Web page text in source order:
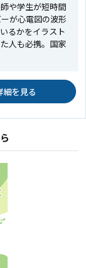
や学生が短時間
が心電図の波形
るかをイラスト
人も必携。国家
細を見る